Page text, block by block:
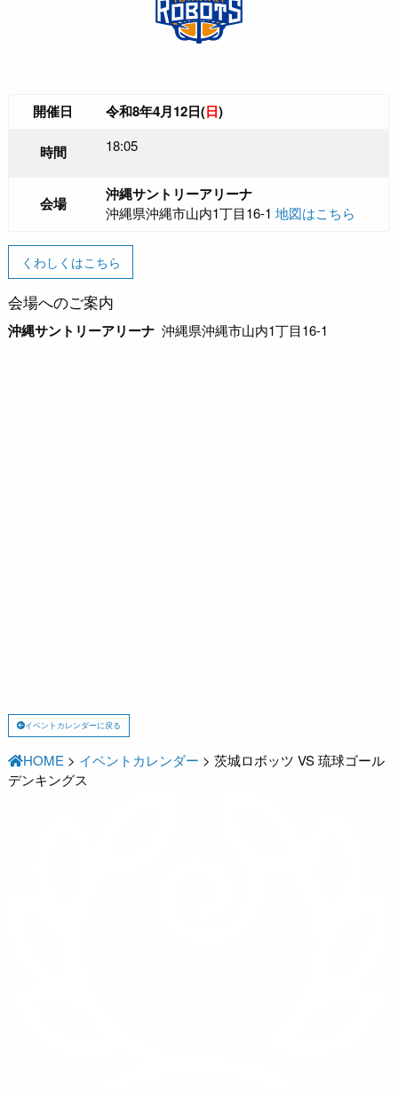
開催日 令和8年4月12日(日)
時間 18:05
会場 沖縄サントリーアリーナ
沖縄県沖縄市山内1丁目16-1 地図はこちら
くわしくはこちら
会場へのご案内
沖縄サントリーアリーナ 沖縄県沖縄市山内1丁目16-1
イベントカレンダーに戻る
HOME > イベントカレンダー >茨城ロボッツ VS 琉球ゴール
デンキングス